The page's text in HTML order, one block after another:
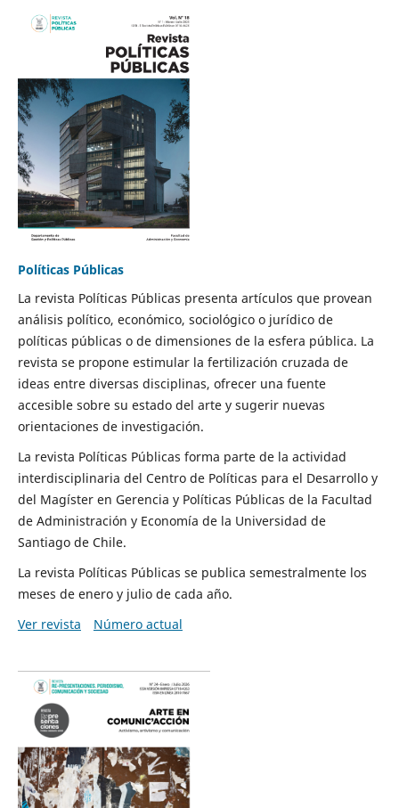
Políticas Públicas
La revista Políticas Públicas presenta artículos que provean
análisis político, económico, sociológico o jurídico de
políticas públicas o de dimensiones de la esfera pública. La
revista se propone estimular la fertilización cruzada de
ideas entre diversas disciplinas, ofrecer una fuente
accesible sobre su estado del arte y sugerir nuevas
orientaciones de investigación.
La revista Políticas Públicas forma parte de la actividad
interdisciplinaria del Centro de Políticas para el Desarrollo y
del Magíster en Gerencia y Políticas Públicas de la Facultad
de Administración y Economía de la Universidad de
Santiago de Chile.
La revista Políticas Públicas se publica semestralmente los
meses de enero y julio de cada año.
Ver revista
Número actual